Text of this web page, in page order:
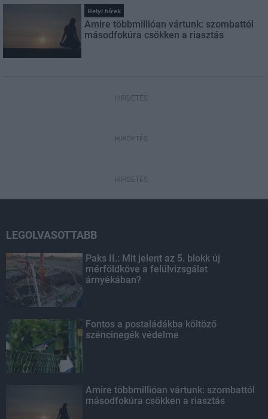
Helyi hírek
Amire többmillióan vártunk: szombattól
másodfokúra csökken a riasztás
HIRDETÉS
HIRDETÉS
HIRDETÉS
LEGOLVASOTTABB
Paks II.: Mit jelent az 5. blokk új
mérföldköve a felülvizsgálat
árnyékában?
Fontos a postaládákba költöző
széncinegék védelme
Amire többmillióan vártunk: szombattól
másodfokúra csökken a riasztás